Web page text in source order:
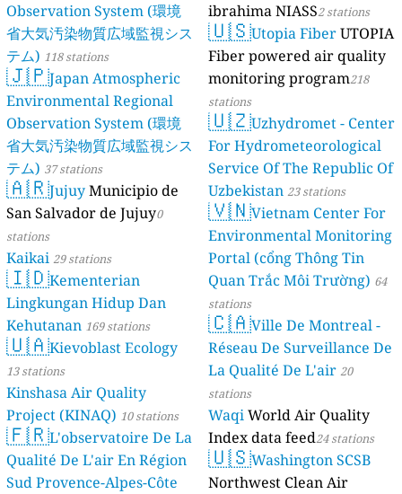
Observation System (環境
省大気汚染物質広域監視シス
テム) 118 stations
🇯🇵Japan Atmospheric
Environmental Regional
Observation System (環境
省大気汚染物質広域監視シス
テム) 37 stations
🇦🇷Jujuy Municipio de
San Salvador de Jujuy0
stations
Kaikai 29 stations
🇮🇩Kementerian
Lingkungan Hidup Dan
Kehutanan 169 stations
🇺🇦Kievoblast Ecology
13 stations
Kinshasa Air Quality
Project (KINAQ) 10 stations
🇫🇷L'observatoire De La
Qualité De L'air En Région
Sud Provence-Alpes-Côte
ibrahima NIASS2 stations
🇺🇸Utopia FiberUTOPIA
Fiber powered air quality
monitoring program218
stations
🇺🇿Uzhydromet - Center
For Hydrometeorological
Service Of The Republic Of
Uzbekistan 23 stations
🇻🇳Vietnam Center For
Environmental Monitoring
Portal (cổng Thông Tin
Quan Trắc Môi Trường) 64
stations
🇨🇦Ville De Montreal -
Réseau De Surveillance De
La Qualité De L'air 20
stations
WaqiWorld Air Quality
Index data feed24 stations
🇺🇸Washington SCSB
Northwest Clean Air